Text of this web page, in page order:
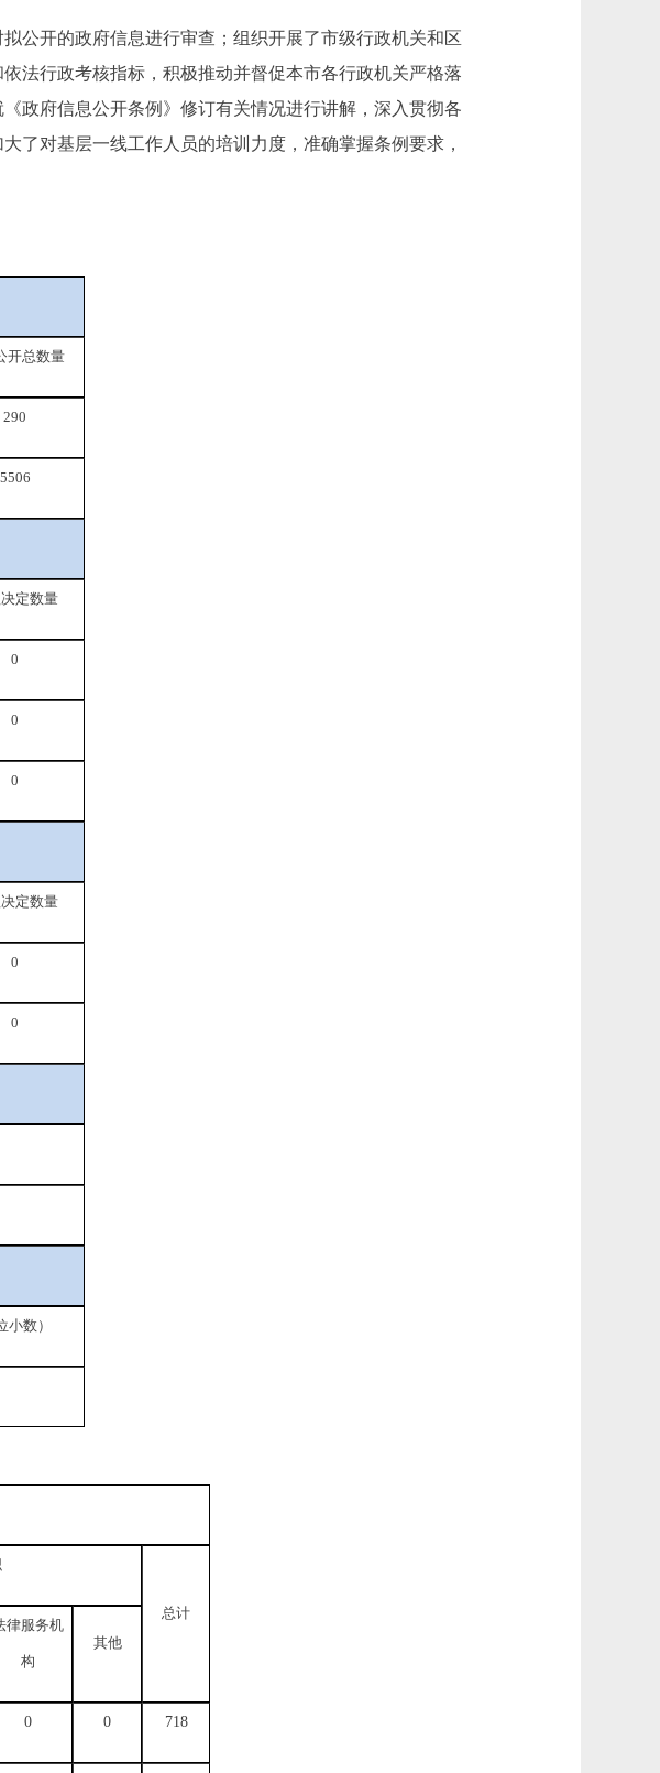
开的政府信息进行审查；组织开展了市级行政机关和区
法行政考核指标，积极推动并督促本市各行政机关严格落
政府信息公开条例》修订有关情况进行讲解，深入贯彻各
了对基层一线工作人员的培训力度，准确掌握条例要求，
开总数量
290
5506
定数量
0
0
0
定数量
0
0
数）
总计
律服务机
构
其他
0 0 718